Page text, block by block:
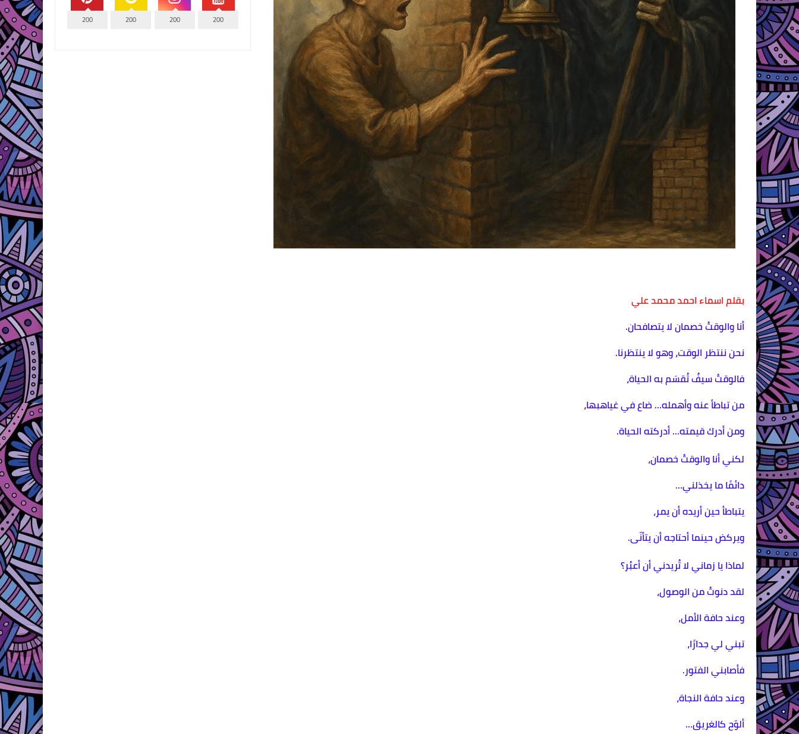
بقلم اسماء احمد محمد علي
أنا والوقتُ خصمان لا يتصافحان.
نحن ننتظر الوقت، وهو لا ينتظرنا.
فالوقتُ سيفٌ تُقسَم به الحياة،
من تباطأ عنه وأهمله… ضاع في غياهبها،
ومن أدرك قيمته… أدركته الحياة.
لكني أنا والوقتُ خصمان،
دائمًا ما يخذلني…
يتباطأ حين أريده أن يمر،
ويركض حينما أحتاجه أن يتأنّى.
لماذا يا زماني لا تُريدني أن أعبُر؟
لقد دنوتُ من الوصول،
وعند حافة الأمل،
تبني لي جدارًا،
فأصابني الفتور.
وعند حافة النجاة،
ألوّح كالغريق…
200
200
200
200